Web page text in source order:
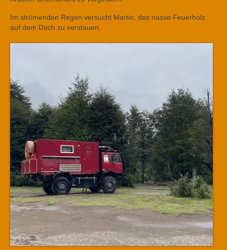
Im strömenden Regen versucht Martin, das nasse Feuerholz
auf dem Dach zu verstauen,